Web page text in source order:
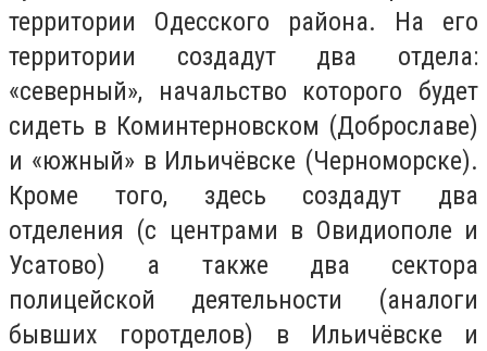
территории Одесского района. На его
территории создадут два отдела:
«северный», начальство которого будет
сидеть в Коминтерновском (Доброславе)
и «южный» в Ильичёвске (Черноморске).
Кроме того, здесь создадут два
отделения (с центрами в Овидиополе и
Усатово) а также два сектора
полицейской деятельности (аналоги
бывших горотделов) в Ильичёвске и